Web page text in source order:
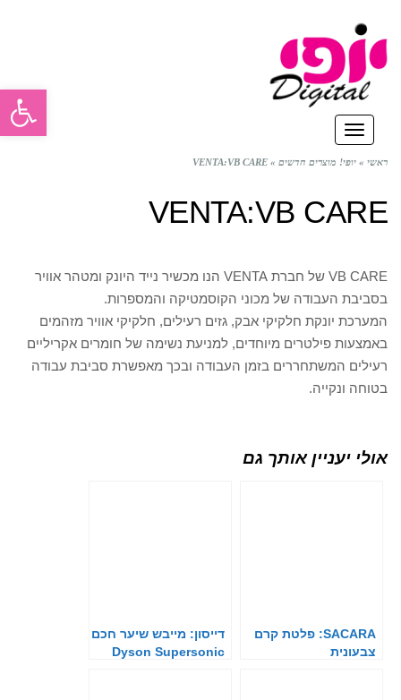
תפריט
ראשי » יופי! מוצרים חדשים »
VENTA:VB CARE
VENTA:VB CARE
VB CARE של חברת VENTA הנו מכשיר נייד היונק ומטהר אוויר
בסביבת העבודה של מכוני הקוסמטיקה והמספרות.
המערכת יונקת חלקיקי אבק, גזים רעילים, חלקיקי אוויר מזהמים
באמצעות פילטרים מיוחדים, למניעת נשימה של חומרים אקריליים
רעילים המשתחררים בזמן העבודה ובכך מאפשרת סביבת עבודה
בטוחה ונקייה.
אולי יעניין אותך גם
SACARA: פלטת קרם
צבעונית
דייסון: מייבש שיער חכם
Dyson Supersonic
פתח